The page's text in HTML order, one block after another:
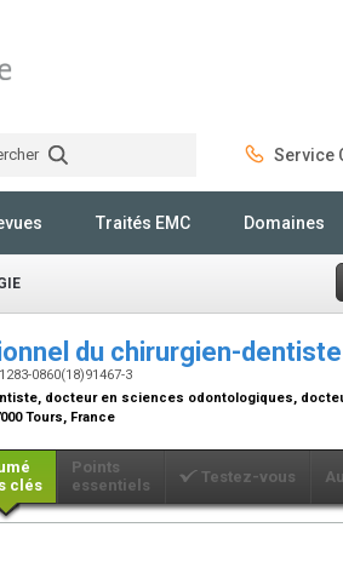
Service
Traités EMC Domaines
du chirurgien-
0860(18)91467-3
docteur en sciences odontologiques,
Tours, France
clés
Points
essentiels
Testez-vous